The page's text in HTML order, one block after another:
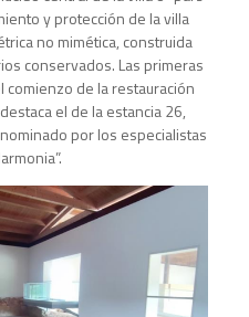
y protección de la villa
no mimética, construida
conservados. Las primeras
de la restauración
el de la estancia 26,
por los especialistas